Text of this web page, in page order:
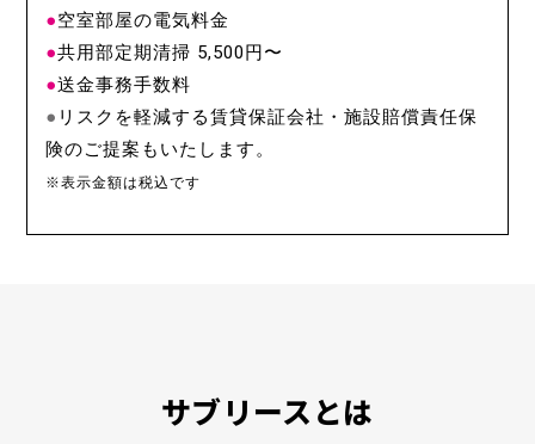
●空室部屋の電気料金
●共用部定期清掃 5,500円〜
●送金事務手数料
● リスクを軽減する賃貸保証会社・施設賠償責任保
険のご提案もいたします。
※表示金額は税込です
サブリースとは